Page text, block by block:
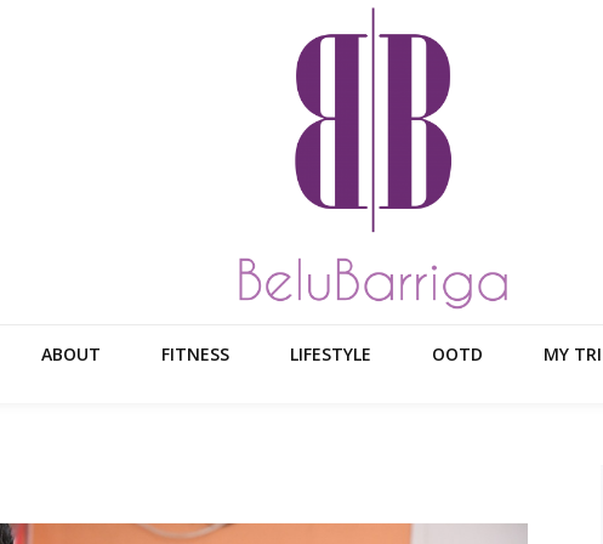
ABOUT FITNESS LIFESTYLE OOTD MY